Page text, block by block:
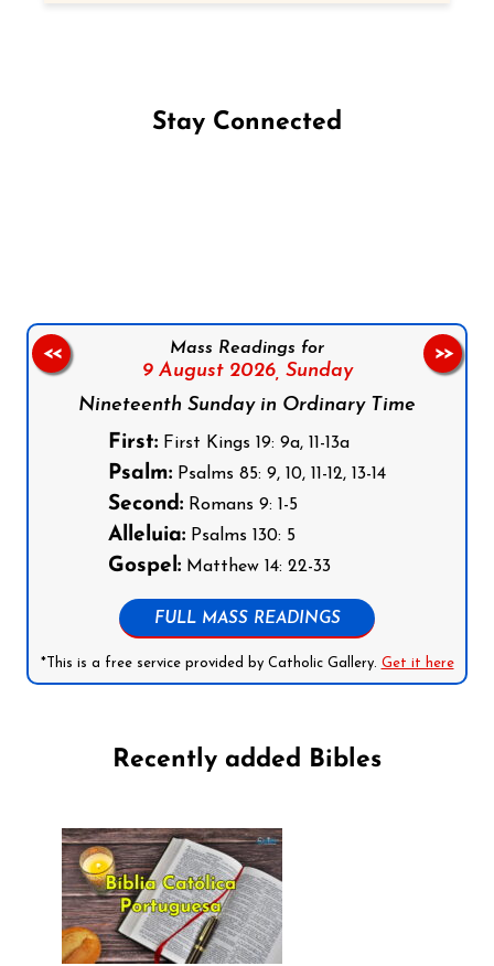
Stay Connected
Mass Readings for
9 August 2026, Sunday
Nineteenth Sunday in Ordinary Time
First: First Kings 19: 9a, 11-13a
Psalm: Psalms 85: 9, 10, 11-12, 13-14
Second: Romans 9: 1-5
Alleluia: Psalms 130: 5
Gospel: Matthew 14: 22-33
FULL MASS READINGS
*This is a free service provided by Catholic Gallery. Get it here
<< >>
Recently added Bibles